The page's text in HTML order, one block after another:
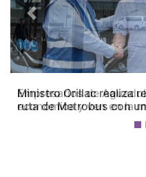
Empresarios de
económica y ven en la
Previous